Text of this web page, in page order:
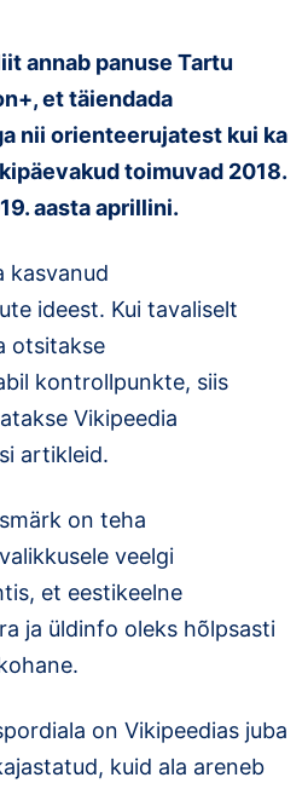
annab panuse Tartu
et täiendada
nii orienteerujatest kui ka
toimuvad 2018.
aasta aprillini.
kasvanud
ideest. Kui tavaliselt
otsitakse
kontrollpunkte, siis
Vikipeedia
artikleid.
on teha
veelgi
et eestikeelne
ja üldinfo oleks hõlpsasti
on Vikipeedias juba
kuid ala areneb